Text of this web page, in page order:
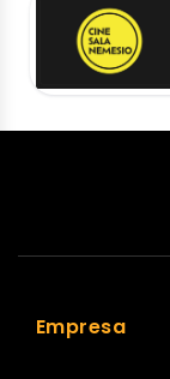
Empresa